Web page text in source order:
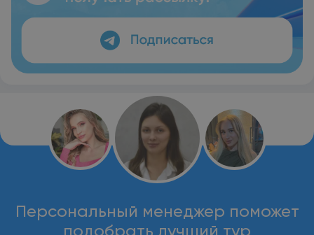
Персональный менеджер поможет